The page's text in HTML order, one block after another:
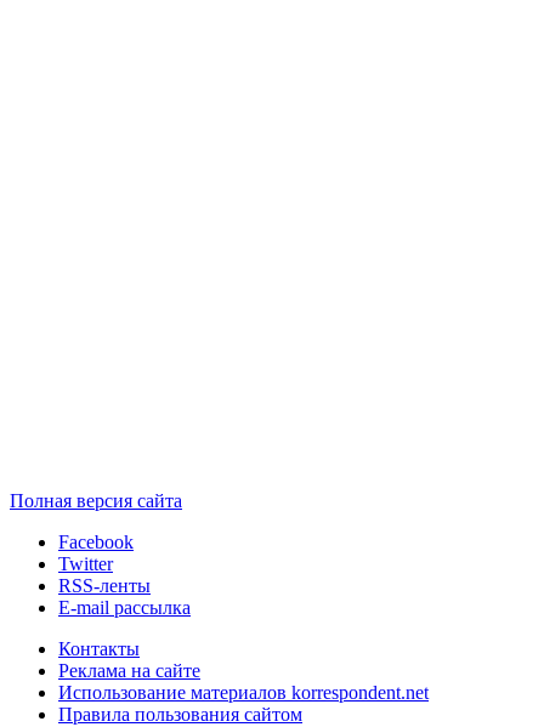
Полная версия сайта
Facebook
Twitter
RSS-ленты
E-mail рассылка
Контакты
Реклама на сайте
Использование материалов korrespondent.net
Правила пользования сайтом